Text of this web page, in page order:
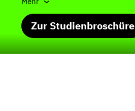
Zur Studienbroschüre